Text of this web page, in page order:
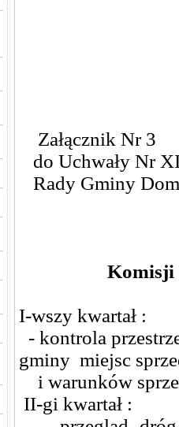
Załącznik Nr 3
do Uchwały Nr
Rady Gminy
Komisji
I-wszy kwartał :
- kontrola
gminy miejsc
i warunków
II-gi kwartał :